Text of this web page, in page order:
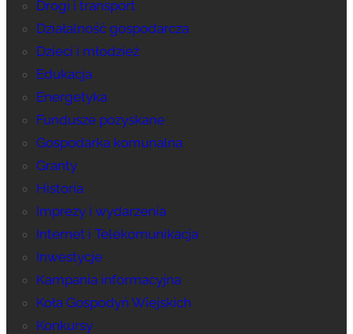
Drogi i transport
Działalność gospodarcza
Dzieci i młodzież
Edukacja
Energetyka
Fundusze pozyskane
Gospodarka komunalna
Granty
Historia
Imprezy i wydarzenia
Internet i Telekomunikacja
Inwestycje
Kampania informacyjna
Koła Gospodyń Wiejskich
Konkursy